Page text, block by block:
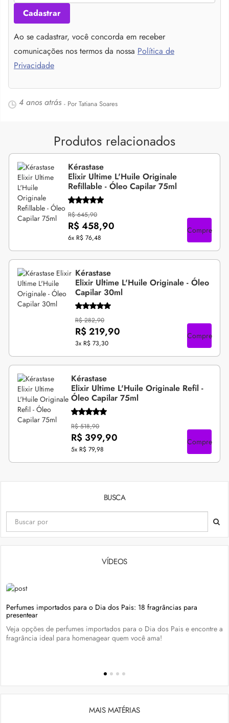
Cadastrar
Ao se cadastrar, você concorda em receber
comunicações nos termos da nossa Política de
Privacidade
4 anos atrás - Por Tatiana Soares
Produtos relacionados
Kérastase
Elixir Ultime L'Huile Originale
Refillable - Óleo Capilar 75ml
R$ 645,90
R$ 458,90
6x R$ 76,48
Compre
Kérastase
Elixir Ultime L'Huile Originale - Óleo
Capilar 30ml
R$ 282,90
R$ 219,90
3x R$ 73,30
Compre
Kérastase
Elixir Ultime L'Huile Originale Refil -
Óleo Capilar 75ml
R$ 518,90
R$ 399,90
5x R$ 79,98
Compre
BUSCA
VÍDEOS
Perfumes importados para o Dia dos Pais: 18 fragrâncias para
presentear
Veja opções de perfumes importados para o Dia dos Pais e encontre a
fragrância ideal para homenagear quem você ama!
MAIS MATÉRIAS